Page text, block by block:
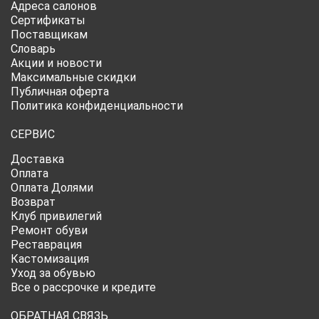
Адреса салонов
Сертификаты
Поставщикам
Словарь
Акции и новости
Максимальные скидки
Публичная оферта
Политика конфиденциальности
СЕРВИС
Доставка
Оплата
Оплата Долями
Возврат
Клуб привилегий
Ремонт обуви
Реставрация
Кастомизация
Уход за обувью
Все о рассрочке и кредите
ОБРАТНАЯ СВЯЗЬ